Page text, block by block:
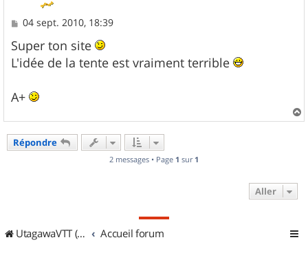
M
s
s
a
04 sept. 2010, 18:39
Super ton site
L'idée de la tente est vraiment terrible
A+
a
Répondre
2 messages • Page 1 sur 1
Aller
UtagawaVTT (Randos VTT et VTTAE avec traces GPS) Accueil forum